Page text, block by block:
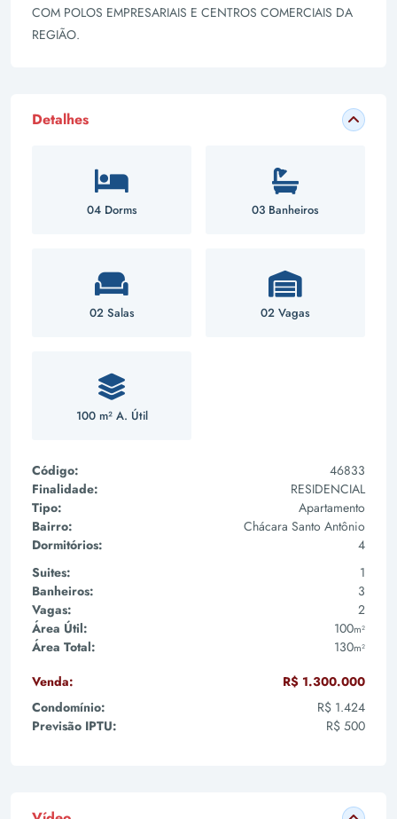
COM POLOS EMPRESARIAIS E CENTROS COMERCIAIS DA
REGIÃO.
Detalhes
04 Dorms 03 Banheiros
02 Salas 02 Vagas
100 m² A. Útil
Código:
46833
Finalidade:
RESIDENCIAL
Tipo:
Apartamento
Bairro:
Chácara Santo Antônio
Dormitórios:
4
Suites:
1
Banheiros:
3
Vagas:
2
Área Útil:
100m²
Área Total: 130m²
Venda:
R$ 1.300.000
Condomínio:
R$ 1.424
Previsão IPTU:
R$ 500